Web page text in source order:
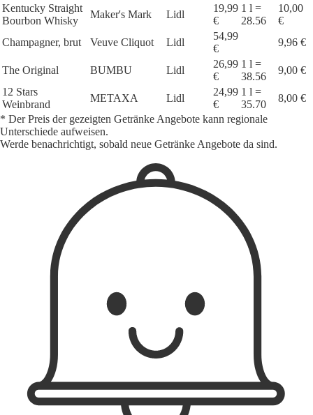
Kentucky Straight
Bourbon Whisky
Maker's Mark Lidl
19,99
€
1 l =
28.56
10,00
€
Champagner, brut
Veuve Cliquot Lidl
54,99
€
9,96 €
The Original BUMBU Lidl
26,99
€
1 l =
38.56
9,00 €
12 Stars
Weinbrand
METAXA Lidl
24,99
€
1 l =
35.70
8,00 €
* Der Preis der gezeigten Getränke Angebote kann regionale
Unterschiede aufweisen.
Werde benachrichtigt, sobald neue Getränke Angebote da sind.